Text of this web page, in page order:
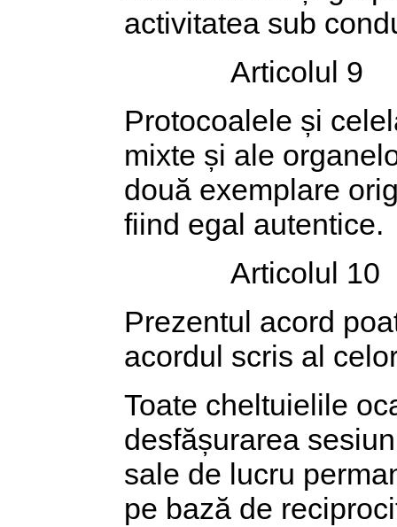
activitatea sub
Articolul 9
Protocoalele și
mixte și ale
două exemplare
fiind egal autentice.
Articolul 10
Prezentul acord
acordul scris al
Toate cheltuielile
desfășurarea
sale de lucru
pe bază de